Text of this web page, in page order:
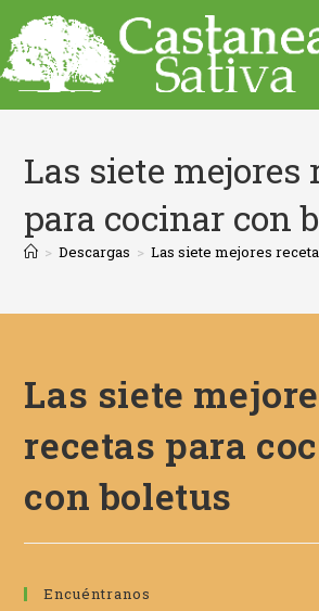
Las siete mejores
para cocinar con
> Descargas > Las siete mejores
Las siete
recetas para
con boletus
Encuéntranos